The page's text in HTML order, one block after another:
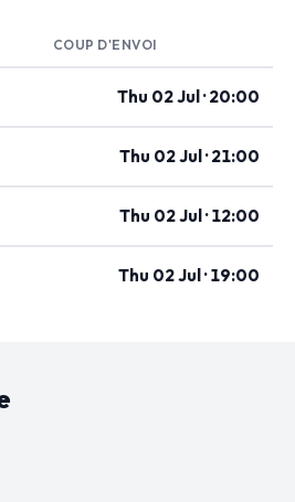
COUP D'ENVOI
Thu 02 Jul · 20:00
Thu 02 Jul · 21:00
Thu 02 Jul · 12:00
Thu 02 Jul · 19:00